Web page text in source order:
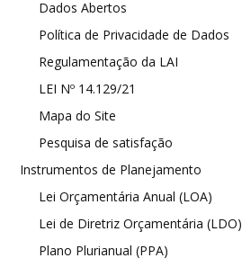
Dados Abertos
Política de Privacidade de Dados
Regulamentação da LAI
LEI Nº 14.129/21
Mapa do Site
Pesquisa de satisfação
Instrumentos de Planejamento
Lei Orçamentária Anual (LOA)
Lei de Diretriz Orçamentária (LDO)
Plano Plurianual (PPA)